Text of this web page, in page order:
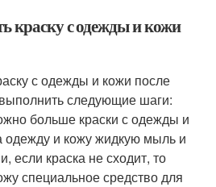
краску с одежды и кожи
с одежды и кожи после
следующие шаги:
больше краски с одежды и
одежду и кожу жидкую мыль и
если краска не сходит, то
специальное средство для